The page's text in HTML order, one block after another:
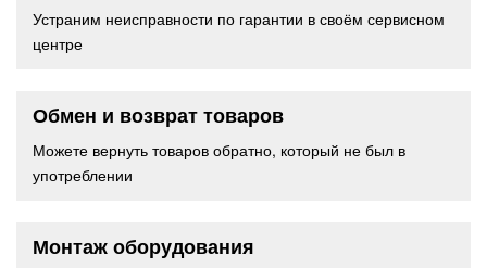
Устраним неисправности по гарантии в своём сервисном
центре
Обмен и возврат товаров
Можете вернуть товаров обратно, который не был в
употреблении
Монтаж оборудования